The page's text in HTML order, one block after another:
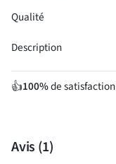
Qualité
Description
👍100%de satisfaction
Avis (1)